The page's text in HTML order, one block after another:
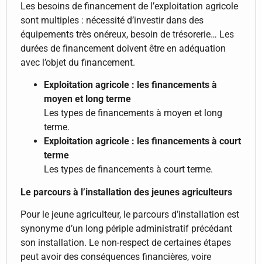
Les besoins de financement de l’exploitation agricole
sont multiples : nécessité d’investir dans des
équipements très onéreux, besoin de trésorerie… Les
durées de financement doivent être en adéquation
avec l’objet du financement.
Exploitation agricole : les financements à
moyen et long terme
Les types de financements à moyen et long
terme.
Exploitation agricole : les financements à court
terme
Les types de financements à court terme.
Le parcours à l’installation des jeunes agriculteurs
Pour le jeune agriculteur, le parcours d’installation est
synonyme d’un long périple administratif précédant
son installation. Le non-respect de certaines étapes
peut avoir des conséquences financières, voire